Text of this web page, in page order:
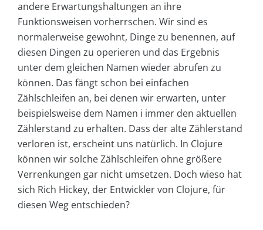
andere Erwartungshaltungen an ihre
Funktionsweisen vorherrschen. Wir sind es
normalerweise gewohnt, Dinge zu benennen, auf
diesen Dingen zu operieren und das Ergebnis
unter dem gleichen Namen wieder abrufen zu
können. Das fängt schon bei einfachen
Zählschleifen an, bei denen wir erwarten, unter
beispielsweise dem Namen i immer den aktuellen
Zählerstand zu erhalten. Dass der alte Zählerstand
verloren ist, erscheint uns natürlich. In Clojure
können wir solche Zählschleifen ohne größere
Verrenkungen gar nicht umsetzen. Doch wieso hat
sich Rich Hickey, der Entwickler von Clojure, für
diesen Weg entschieden?